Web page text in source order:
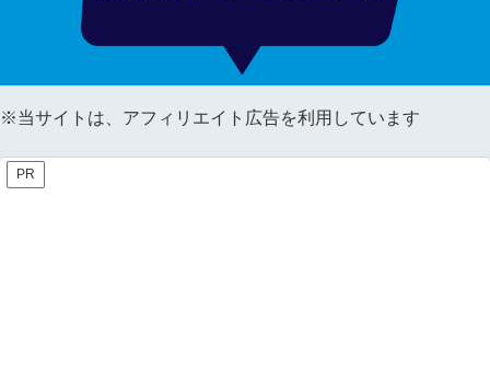
※当サイトは、アフィリエイト広告を利用しています
PR